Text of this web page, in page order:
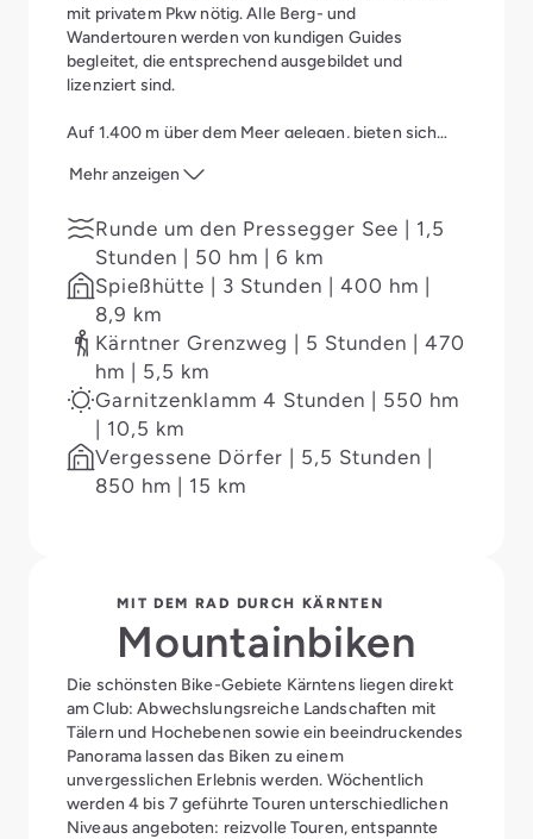
mit privatem Pkw nötig. Alle Berg- und
Wandertouren werden von kundigen Guides
begleitet, die entsprechend ausgebildet und
lizenziert sind.
Auf 1.400 m über dem Meer gelegen, bieten sich
Beispiel hinauf zu den Gipfeln der umliegenden
der südwestlichen Grenze Kärntens zu Italien in den
Karnischen Alpen verläuft. Die Garnitzenklamm in
den Karnischen Alpen südlich von Hermagor bietet
Europas größten Geo-Trail und in der nahen
Umgebung befinden sich viele bewirtschaftete
Almen.
Tourenempfehlungen:
Mehr anzeigen
Runde um den Pressegger See | 1,5
Stunden | 50 hm | 6 km
Spießhütte | 3 Stunden | 400 hm |
8,9 km
Kärntner Grenzweg | 5 Stunden | 470
hm | 5,5 km
Garnitzenklamm 4 Stunden | 550 hm
| 10,5 km
Vergessene Dörfer | 5,5 Stunden |
850 hm | 15 km
MIT DEM RAD DURCH KÄRNTEN
Mountainbiken
Die schönsten Bike-Gebiete Kärntens liegen direkt
am Club: Abwechslungsreiche Landschaften mit
Tälern und Hochebenen sowie ein beeindruckendes
Panorama lassen das Biken zu einem
unvergesslichen Erlebnis werden. Wöchentlich
werden 4 bis 7 geführte Touren unterschiedlichen
Niveaus angeboten: reizvolle Touren, entspannte